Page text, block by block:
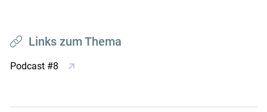
Links zum Thema
Podcast #8